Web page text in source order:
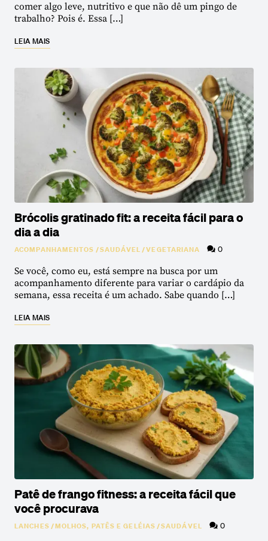
comer algo leve, nutritivo e que não dê um pingo de
trabalho? Pois é. Essa […]
LEIA MAIS
Brócolis gratinado fit: a receita fácil para o
dia a dia
ACOMPANHAMENTOS /SAUDÁVEL/VEGETARIANA 0
Se você, como eu, está sempre na busca por um
acompanhamento diferente para variar o cardápio da
semana, essa receita é um achado. Sabe quando […]
LEIA MAIS
Patê de frango fitness: a receita fácil que
você procurava
LANCHES/MOLHOS, PATÊS E GELÉIAS/SAUDÁVEL 0